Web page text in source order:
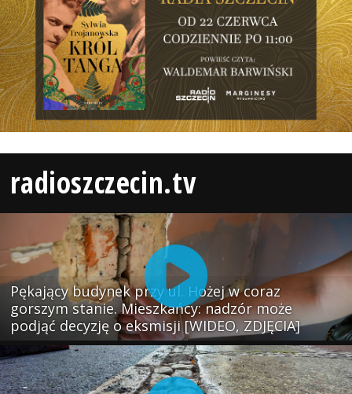
radioszczecin.tv
Pękający budynek przy ul. Hożej w coraz
gorszym stanie. Mieszkańcy: nadzór może
podjąć decyzję o eksmisji [WIDEO, ZDJĘCIA]